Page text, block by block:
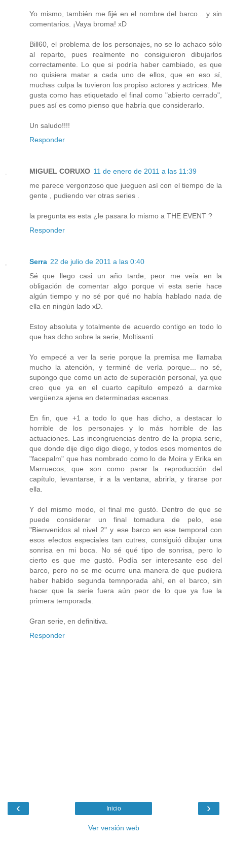
Yo mismo, también me fijé en el nombre del barco... y sin
comentarios. ¡Vaya broma! xD
Bill60, el problema de los personajes, no se lo achaco sólo
al reparto, pues realmente no consiguieron dibujarlos
correctamente. Lo que si podría haber cambiado, es que
no quisiera matar a cada uno de ellos, que en eso sí,
muchas culpa la tuvieron los propiso actores y actrices. Me
gusta como has etiquetado el final como "abierto cerrado",
pues así es como pienso que habría que considerarlo.
Un saludo!!!!
Responder
MIGUEL CORUXO 11 de enero de 2011 a las 11:39
me parece vergonzoso que jueguen así con el tiempo de la
gente , pudiendo ver otras series .
la pregunta es esta ¿le pasara lo mismo a THE EVENT ?
Responder
Serra 22 de julio de 2011 a las 0:40
Sé que llego casi un año tarde, peor me veía en la
obligación de comentar algo porque vi esta serie hace
algún tiempo y no sé por qué no había hablado nada de
ella en ningún lado xD.
Estoy absoluta y totalmente de acuerdo contigo en todo lo
que has dcho sobre la serie, Moltisanti.
Yo empecé a ver la serie porque la premisa me llamaba
mucho la atención, y terminé de verla porque... no sé,
supongo que como un acto de superación personal, ya que
creo que ya en el cuarto capítulo empezó a darmke
vergüenza ajena en determinadas escenas.
En fin, que +1 a todo lo que has dicho, a destacar lo
horrible de los personajes y lo más horrible de las
actuaciones. Las incongruencias dentro de la propia serie,
que donde dije digo digo diego, y todos esos momentos de
"facepalm" que has nombrado como lo de Moira y Erika en
Marruecos, que son como parar la reproducción del
capítulo, levantarse, ir a la ventana, abrirla, y tirarse por
ella.
Y del mismo modo, el final me gustó. Dentro de que se
puede considerar un final tomadura de pelo, ese
"Bienvenidos al nivel 2" y ese barco en ese temporal con
esos efectos especiales tan cutres, consiguió dibujar una
sonrisa en mi boca. No sé qué tipo de sonrisa, pero lo
cierto es que me gustó. Podía ser interesante eso del
barco, pero no se me ocurre una manera de que pudiera
haber habido segunda temnporada ahí, en el barco, sin
hacer que la serie fuera aún peor de lo que ya fue la
primera temporada.
Gran serie, en definitiva.
Responder
‹ ›
Inicio
Ver versión web